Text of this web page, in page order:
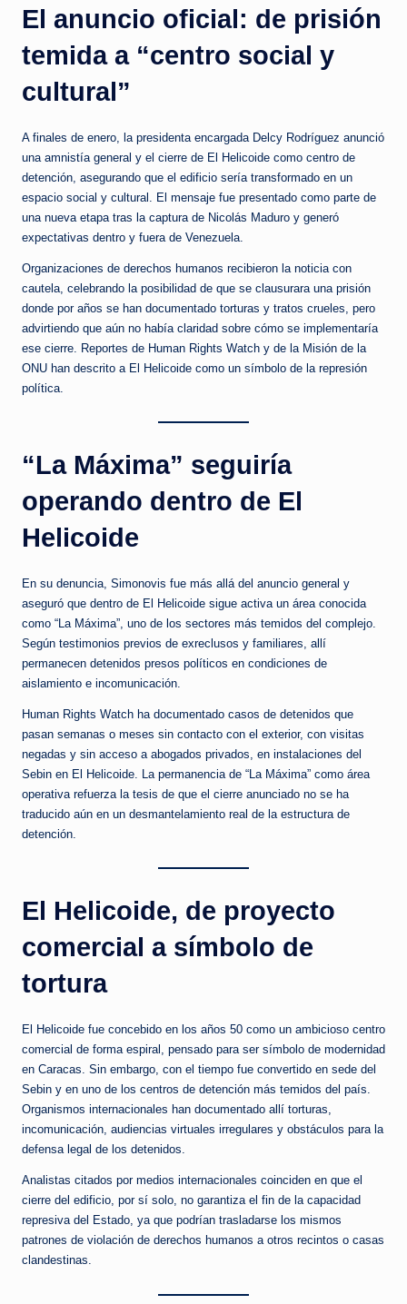
El anuncio oficial: de prisión
temida a “centro social y
cultural”
A finales de enero, la presidenta encargada Delcy Rodríguez anunció
una amnistía general y el cierre de El Helicoide como centro de
detención, asegurando que el edificio sería transformado en un
espacio social y cultural. El mensaje fue presentado como parte de
una nueva etapa tras la captura de Nicolás Maduro y generó
expectativas dentro y fuera de Venezuela.​
Organizaciones de derechos humanos recibieron la noticia con
cautela, celebrando la posibilidad de que se clausurara una prisión
donde por años se han documentado torturas y tratos crueles, pero
advirtiendo que aún no había claridad sobre cómo se implementaría
ese cierre. Reportes de Human Rights Watch y de la Misión de la
ONU han descrito a El Helicoide como un símbolo de la represión
política.
“La Máxima” seguiría
operando dentro de El
Helicoide
En su denuncia, Simonovis fue más allá del anuncio general y
aseguró que dentro de El Helicoide sigue activa un área conocida
como “La Máxima”, uno de los sectores más temidos del complejo.
Según testimonios previos de exreclusos y familiares, allí
permanecen detenidos presos políticos en condiciones de
aislamiento e incomunicación.
Human Rights Watch ha documentado casos de detenidos que
pasan semanas o meses sin contacto con el exterior, con visitas
negadas y sin acceso a abogados privados, en instalaciones del
Sebin en El Helicoide. La permanencia de “La Máxima” como área
operativa refuerza la tesis de que el cierre anunciado no se ha
traducido aún en un desmantelamiento real de la estructura de
detención.
El Helicoide, de proyecto
comercial a símbolo de
tortura
El Helicoide fue concebido en los años 50 como un ambicioso centro
comercial de forma espiral, pensado para ser símbolo de modernidad
en Caracas. Sin embargo, con el tiempo fue convertido en sede del
Sebin y en uno de los centros de detención más temidos del país.
Organismos internacionales han documentado allí torturas,
incomunicación, audiencias virtuales irregulares y obstáculos para la
defensa legal de los detenidos.
Analistas citados por medios internacionales coinciden en que el
cierre del edificio, por sí solo, no garantiza el fin de la capacidad
represiva del Estado, ya que podrían trasladarse los mismos
patrones de violación de derechos humanos a otros recintos o casas
clandestinas.